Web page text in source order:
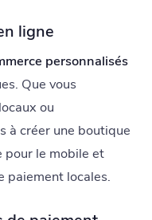
ligne
personnalisés
Que vous
ou
à créer une boutique
pour le mobile et
paiement locales.